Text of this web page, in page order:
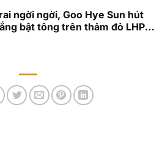
ngời ngời, Goo Hye Sun hút
bật tông trên thảm đỏ LHP